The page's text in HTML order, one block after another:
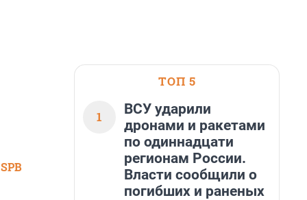
ТОП 5
1
ВСУ ударили
дронами и ракетами
по одиннадцати
регионам России.
Власти сообщили о
погибших и раненых